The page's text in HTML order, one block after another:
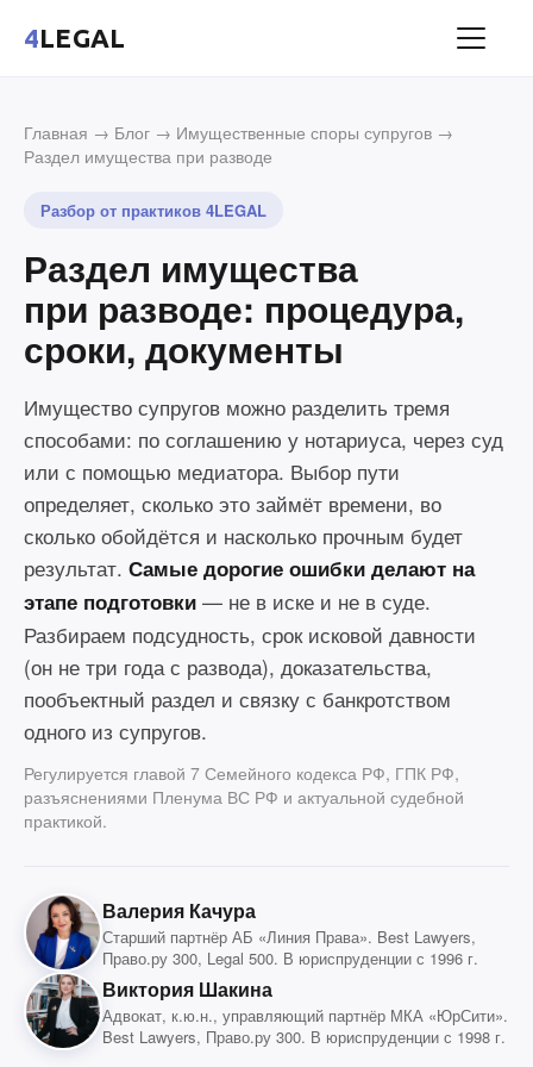
4LEGAL
Главная → Блог → Имущественные споры супругов →
Раздел имущества при разводе
Разбор от практиков 4LEGAL
Раздел имущества
при разводе: процедура,
сроки, документы
Имущество супругов можно разделить тремя
способами: по соглашению у нотариуса, через суд
или с помощью медиатора. Выбор пути
определяет, сколько это займёт времени, во
сколько обойдётся и насколько прочным будет
результат. Самые дорогие ошибки делают на
этапе подготовки — не в иске и не в суде.
Разбираем подсудность, срок исковой давности
(он не три года с развода), доказательства,
пообъектный раздел и связку с банкротством
одного из супругов.
Регулируется главой 7 Семейного кодекса РФ, ГПК РФ,
разъяснениями Пленума ВС РФ и актуальной судебной
практикой.
Валерия Качура
Старший партнёр АБ «Линия Права». Best Lawyers,
Право.ру 300, Legal 500. В юриспруденции с 1996 г.
Виктория Шакина
Адвокат, к.ю.н., управляющий партнёр МКА «ЮрСити».
Best Lawyers, Право.ру 300. В юриспруденции с 1998 г.